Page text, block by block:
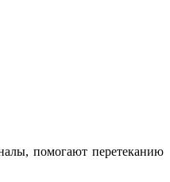
помогают перетеканию